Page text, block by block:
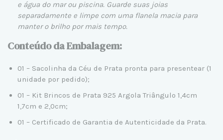
e água do mar ou piscina. Guarde suas joias
separadamente e limpe com uma flanela macia para
manter o brilho por mais tempo.
Conteúdo da Embalagem:
01 – Sacolinha da Céu de Prata pronta para presentear (1
unidade por pedido);
01 – Kit Brincos de Prata 925 Argola Triângulo 1,4cm
1,7cm e 2,0cm;
01 – Certificado de Garantia de Autenticidade da Prata.